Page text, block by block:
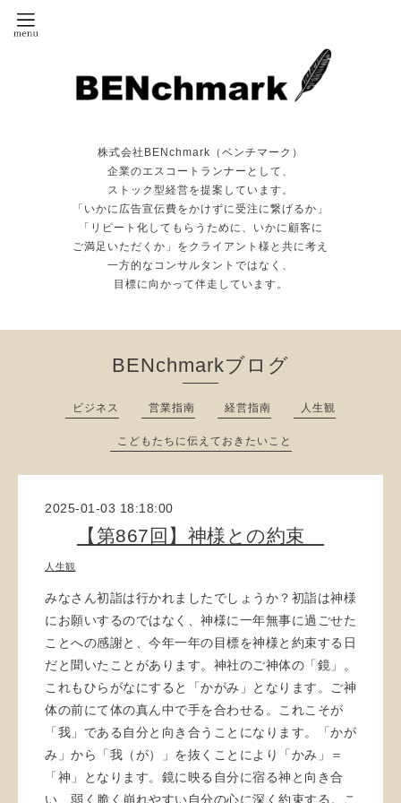
株式会社BENchmark（ベンチマーク）
企業のエスコートランナーとして、
ストック型経営を提案しています。
「いかに広告宣伝費をかけずに受注に繋げるか」
「リピート化してもらうために、いかに顧客に
ご満足いただくか」をクライアント様と共に考え
一方的なコンサルタントではなく、
目標に向かって伴走しています。
BENchmarkブログ
ビジネス 営業指南 経営指南 人生観
こどもたちに伝えておきたいこと
2025-01-03 18:18:00
【第867回】神様との約束
人生観
みなさん初詣は行かれましたでしょうか？初詣は神様
にお願いするのではなく、神様に一年無事に過ごせた
ことへの感謝と、今年一年の目標を神様と約束する日
だと聞いたことがあります。神社のご神体の「鏡」。
これもひらがなにすると「かがみ」となります。ご神
体の前にて体の真ん中で手を合わせる。これこそが
「我」である自分と向き合うことになります。「かが
み」から「我（が）」を抜くことにより「かみ」＝
「神」となります。鏡に映る自分に宿る神と向き合
い、弱く脆く崩れやすい自分の心に深く約束する。こ